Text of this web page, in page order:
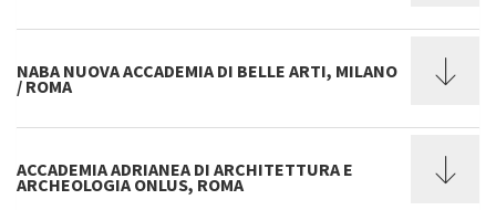
NABA NUOVA ACCADEMIA DI BELLE ARTI, MILANO
/ ROMA
ACCADEMIA ADRIANEA DI ARCHITETTURA E
ARCHEOLOGIA ONLUS, ROMA